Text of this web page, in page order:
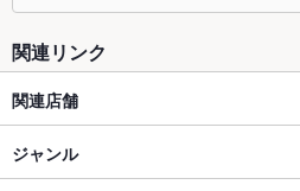
ソファー なし
テラス席
貸切
夜景がきれ
いなお席
関連リンク
関連店舗
den
ジャンル